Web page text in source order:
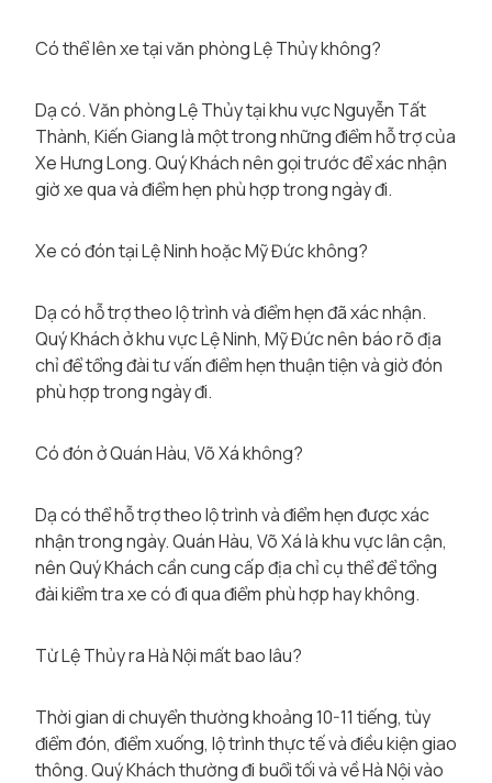
Có thể lên xe tại văn phòng Lệ Thủy không?
Dạ có. Văn phòng Lệ Thủy tại khu vực Nguyễn Tất
Thành, Kiến Giang là một trong những điểm hỗ trợ của
Xe Hưng Long. Quý Khách nên gọi trước để xác nhận
giờ xe qua và điểm hẹn phù hợp trong ngày đi.
Xe có đón tại Lệ Ninh hoặc Mỹ Đức không?
Dạ có hỗ trợ theo lộ trình và điểm hẹn đã xác nhận.
Quý Khách ở khu vực Lệ Ninh, Mỹ Đức nên báo rõ địa
chỉ để tổng đài tư vấn điểm hẹn thuận tiện và giờ đón
phù hợp trong ngày đi.
Có đón ở Quán Hàu, Võ Xá không?
Dạ có thể hỗ trợ theo lộ trình và điểm hẹn được xác
nhận trong ngày. Quán Hàu, Võ Xá là khu vực lân cận,
nên Quý Khách cần cung cấp địa chỉ cụ thể để tổng
đài kiểm tra xe có đi qua điểm phù hợp hay không.
Từ Lệ Thủy ra Hà Nội mất bao lâu?
Thời gian di chuyển thường khoảng 10-11 tiếng, tùy
điểm đón, điểm xuống, lộ trình thực tế và điều kiện giao
thông. Quý Khách thường đi buổi tối và về Hà Nội vào